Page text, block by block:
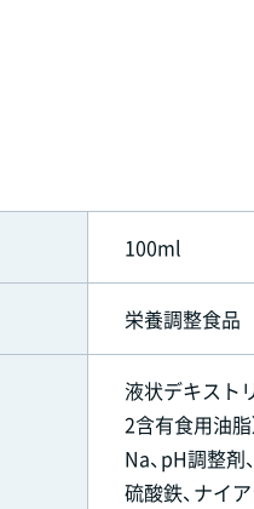
100ml
栄養調整食品
液状デキスト
2含有食用油脂
Na、pH調整剤
硫酸鉄、ナイア